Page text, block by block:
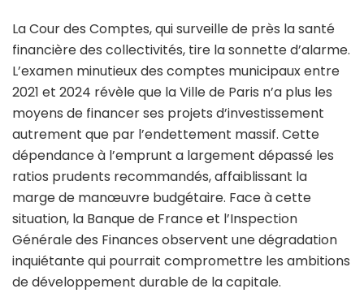
La Cour des Comptes, qui surveille de près la santé
financière des collectivités, tire la sonnette d’alarme.
L’examen minutieux des comptes municipaux entre
2021 et 2024 révèle que la Ville de Paris n’a plus les
moyens de financer ses projets d’investissement
autrement que par l’endettement massif. Cette
dépendance à l’emprunt a largement dépassé les
ratios prudents recommandés, affaiblissant la
marge de manœuvre budgétaire. Face à cette
situation, la Banque de France et l’Inspection
Générale des Finances observent une dégradation
inquiétante qui pourrait compromettre les ambitions
de développement durable de la capitale.